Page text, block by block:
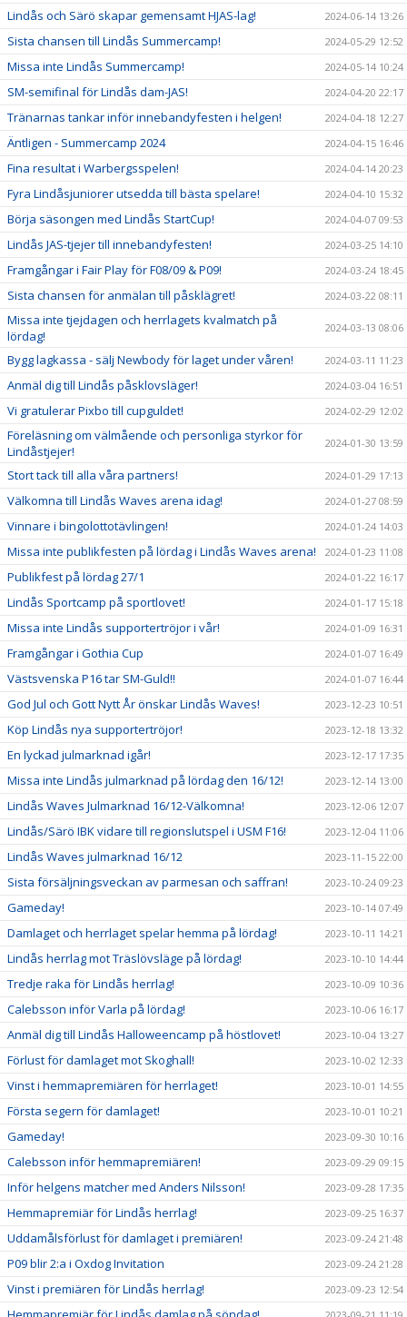
Lindås och Särö skapar gemensamt HJAS-lag! 2024-06-14 13:26
Sista chansen till Lindås Summercamp! 2024-05-29 12:52
Missa inte Lindås Summercamp! 2024-05-14 10:24
SM-semifinal för Lindås dam-JAS! 2024-04-20 22:17
Tränarnas tankar inför innebandyfesten i helgen! 2024-04-18 12:27
Äntligen - Summercamp 2024 2024-04-15 16:46
Fina resultat i Warbergsspelen! 2024-04-14 20:23
Fyra Lindåsjuniorer utsedda till bästa spelare! 2024-04-10 15:32
Börja säsongen med Lindås StartCup! 2024-04-07 09:53
Lindås JAS-tjejer till innebandyfesten! 2024-03-25 14:10
Framgångar i Fair Play för F08/09 & P09! 2024-03-24 18:45
Sista chansen för anmälan till påsklägret! 2024-03-22 08:11
Missa inte tjejdagen och herrlagets kvalmatch på
lördag!
2024-03-13 08:06
Bygg lagkassa - sälj Newbody för laget under våren! 2024-03-11 11:23
Anmäl dig till Lindås påsklovsläger! 2024-03-04 16:51
Vi gratulerar Pixbo till cupguldet! 2024-02-29 12:02
Föreläsning om välmående och personliga styrkor för
Lindåstjejer!
2024-01-30 13:59
Stort tack till alla våra partners! 2024-01-29 17:13
Välkomna till Lindås Waves arena idag! 2024-01-27 08:59
Vinnare i bingolottotävlingen! 2024-01-24 14:03
Missa inte publikfesten på lördag i Lindås Waves arena! 2024-01-23 11:08
Publikfest på lördag 27/1 2024-01-22 16:17
Lindås Sportcamp på sportlovet! 2024-01-17 15:18
Missa inte Lindås supportertröjor i vår! 2024-01-09 16:31
Framgångar i Gothia Cup 2024-01-07 16:49
Västsvenska P16 tar SM-Guld!! 2024-01-07 16:44
God Jul och Gott Nytt År önskar Lindås Waves! 2023-12-23 10:51
Köp Lindås nya supportertröjor! 2023-12-18 13:32
En lyckad julmarknad igår! 2023-12-17 17:35
Missa inte Lindås julmarknad på lördag den 16/12! 2023-12-14 13:00
Lindås Waves Julmarknad 16/12-Välkomna! 2023-12-06 12:07
Lindås/Särö IBK vidare till regionslutspel i USM F16! 2023-12-04 11:06
Lindås Waves julmarknad 16/12 2023-11-15 22:00
Sista försäljningsveckan av parmesan och saffran! 2023-10-24 09:23
Gameday! 2023-10-14 07:49
Damlaget och herrlaget spelar hemma på lördag! 2023-10-11 14:21
Lindås herrlag mot Träslövsläge på lördag! 2023-10-10 14:44
Tredje raka för Lindås herrlag! 2023-10-09 10:36
Calebsson inför Varla på lördag! 2023-10-06 16:17
Anmäl dig till Lindås Halloweencamp på höstlovet! 2023-10-04 13:27
Förlust för damlaget mot Skoghall! 2023-10-02 12:33
Vinst i hemmapremiären för herrlaget! 2023-10-01 14:55
Första segern för damlaget! 2023-10-01 10:21
Gameday! 2023-09-30 10:16
Calebsson inför hemmapremiären! 2023-09-29 09:15
Inför helgens matcher med Anders Nilsson! 2023-09-28 17:35
Hemmapremiär för Lindås herrlag! 2023-09-25 16:37
Uddamålsförlust för damlaget i premiären! 2023-09-24 21:48
P09 blir 2:a i Oxdog Invitation 2023-09-24 21:28
Vinst i premiären för Lindås herrlag! 2023-09-23 12:54